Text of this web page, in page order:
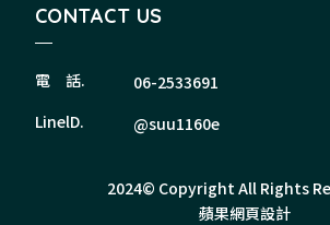
CONTACT US
電 話.
06-2533691
LinelD.
@suu1160e
2024© Copyright All Rights
蘋果網頁設計